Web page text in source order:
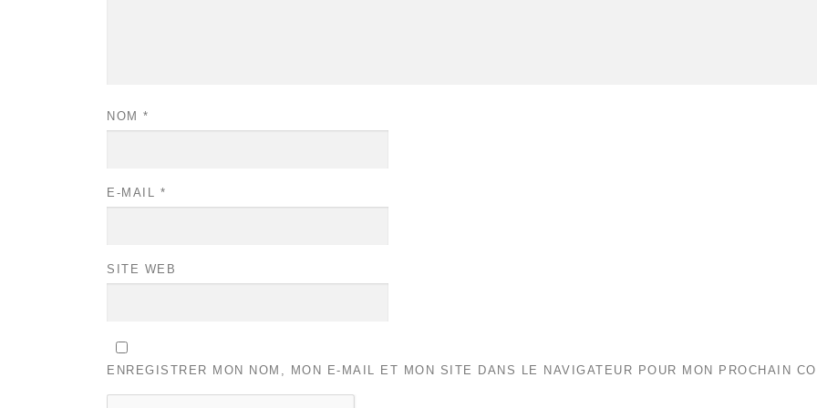
NOM *
E-MAIL *
SITE WEB
ENREGISTRER MON NOM, MON E-MAIL ET MON SITE DANS LE NAVIGATEUR POUR MON PROCHAIN